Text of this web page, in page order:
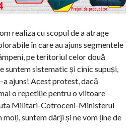
realiza cu scopul de a atrage
în care au ajuns segmentele
pe teritoriul celor două
suntem sistematic și cinic supuși,
ajuns! Acest protest, dacă
o repetiție pentru o viitoare
Militari-Cotroceni-Ministerul
suntem dârji și ne vom ține de